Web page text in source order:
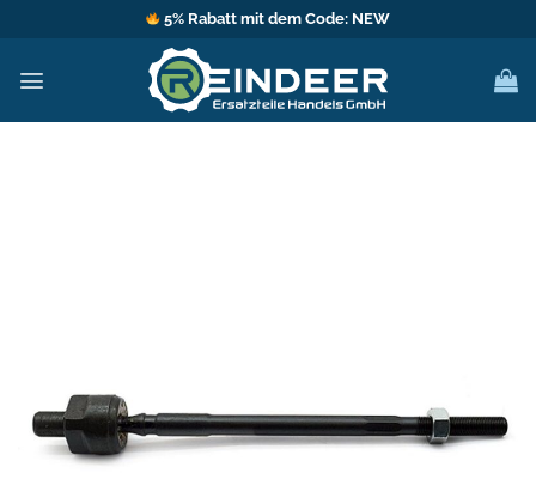
springen
5% Rabatt mit dem Code: NEW